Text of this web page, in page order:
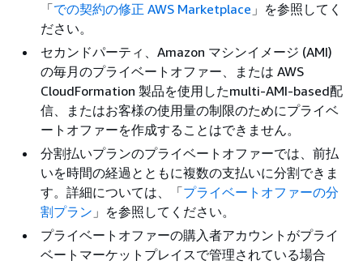
「での契約の修正 AWS Marketplace 」を参照してく
ださい。
セカンドパーティ、Amazon マシンイメージ (AMI)
の毎月のプライベートオファー、または AWS
CloudFormation 製品を使用したmulti-AMI-based配
信、またはお客様の使用量の制限のためにプライベ
ートオファーを作成することはできません。
分割払いプランのプライベートオファーでは、前払
いを時間の経過とともに複数の支払いに分割できま
す。詳細については、「プライベートオファーの分
割プラン 」を参照してください。
プライベートオファーの購入者アカウントがプライ
ベートマーケットプレイスで管理されている場合